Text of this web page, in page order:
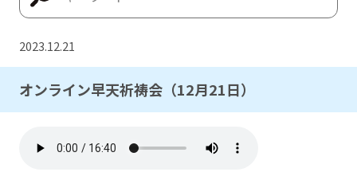
2023.12.21
オンライン早天祈祷会（12月21日）